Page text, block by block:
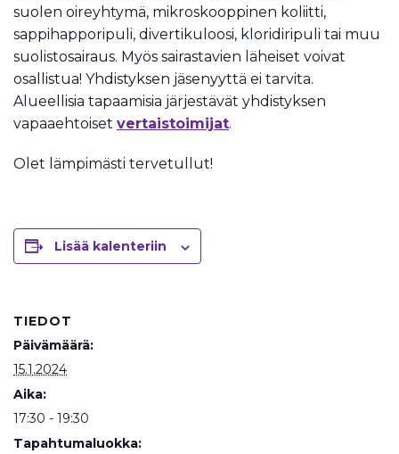
suolen oireyhtymä, mikroskooppinen koliitti,
sappihapporipuli, divertikuloosi, kloridiripuli tai muu
suolistosairaus. Myös sairastavien läheiset voivat
osallistua! Yhdistyksen jäsenyyttä ei tarvita.
Alueellisia tapaamisia järjestävät yhdistyksen
vapaaehtoiset vertaistoimijat.
Olet lämpimästi tervetullut!
Lisää kalenteriin
TIEDOT
Päivämäärä:
15.1.2024
Aika:
17:30 - 19:30
Tapahtumaluokka: